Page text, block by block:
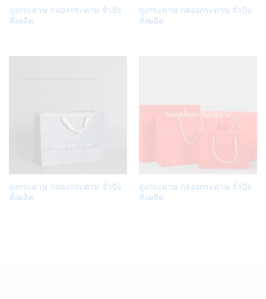
Add
ถุงกระดาษ กล่องกระดาษ จั่วปัง
สั่งผลิต
Add
ถุงกระดาษ กล่องกระดาษ จั่วปัง
สั่งผลิต
Add
ถุงกระดาษ กล่องกระดาษ จั่วปัง
สั่งผลิต
Add
ถุงกระดาษ กล่องกระดาษ จั่วปัง
สั่งผลิต